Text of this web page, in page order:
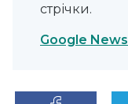
стрічки.
Google News